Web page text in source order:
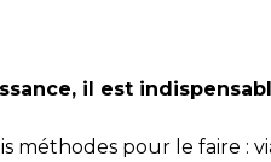
il est
méthodes pour le faire :